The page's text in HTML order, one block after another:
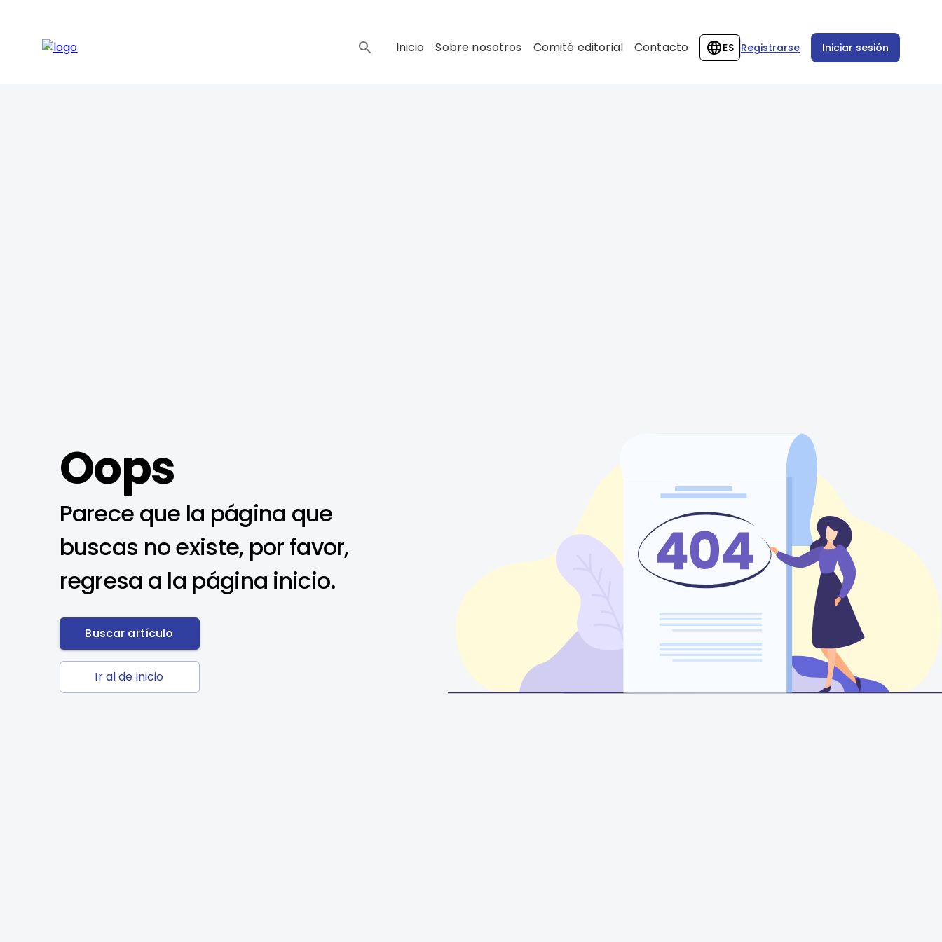
Inicio Sobre nosotros Comité editorial Contacto ES Registrarse Iniciar sesión
Oops
Parece que la página que
buscas no existe, por favor,
regresa a la página inicio.
Buscar artículo
Ir al de inicio